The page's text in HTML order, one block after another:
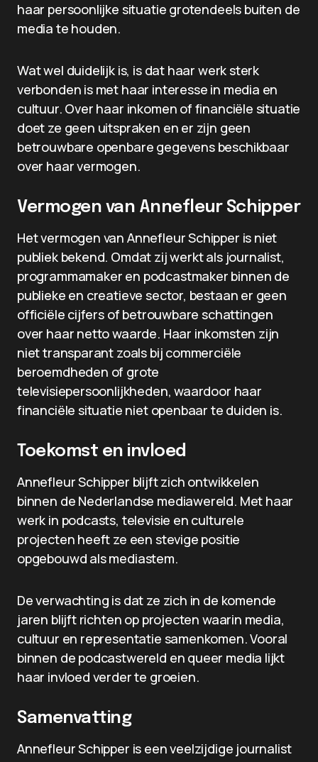
haar persoonlijke situatie grotendeels buiten de
media te houden.
Wat wel duidelijk is, is dat haar werk sterk
verbonden is met haar interesse in media en
cultuur. Over haar inkomen of financiële situatie
doet ze geen uitspraken en er zijn geen
betrouwbare openbare gegevens beschikbaar
over haar vermogen.
Vermogen van Annefleur Schipper
Het vermogen van Annefleur Schipper is niet
publiek bekend. Omdat zij werkt als journalist,
programmamaker en podcastmaker binnen de
publieke en creatieve sector, bestaan er geen
officiële cijfers of betrouwbare schattingen
over haar netto waarde. Haar inkomsten zijn
niet transparant zoals bij commerciële
beroemdheden of grote
televisiepersoonlijkheden, waardoor haar
financiële situatie niet openbaar te duiden is.
Toekomst en invloed
Annefleur Schipper blijft zich ontwikkelen
binnen de Nederlandse mediawereld. Met haar
werk in podcasts, televisie en culturele
projecten heeft ze een stevige positie
opgebouwd als mediastem.
De verwachting is dat ze zich in de komende
jaren blijft richten op projecten waarin media,
cultuur en representatie samenkomen. Vooral
binnen de podcastwereld en queer media lijkt
haar invloed verder te groeien.
Samenvatting
Annefleur Schipper is een veelzijdige journalist